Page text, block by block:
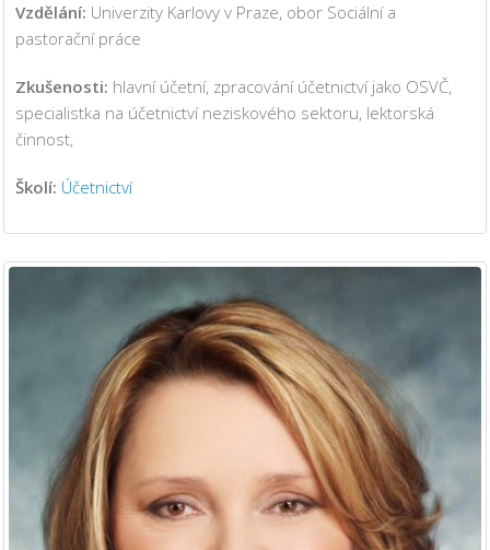
Vzdělání: Univerzity Karlovy v Praze, obor Sociální a
pastorační práce
Zkušenosti: hlavní účetní, zpracování účetnictví jako OSVČ,
specialistka na účetnictví neziskového sektoru, lektorská
činnost,
Školí: Účetnictví